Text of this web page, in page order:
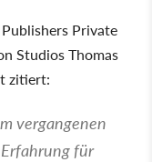
Private
Studios Thomas
zitiert:
vergangenen
für